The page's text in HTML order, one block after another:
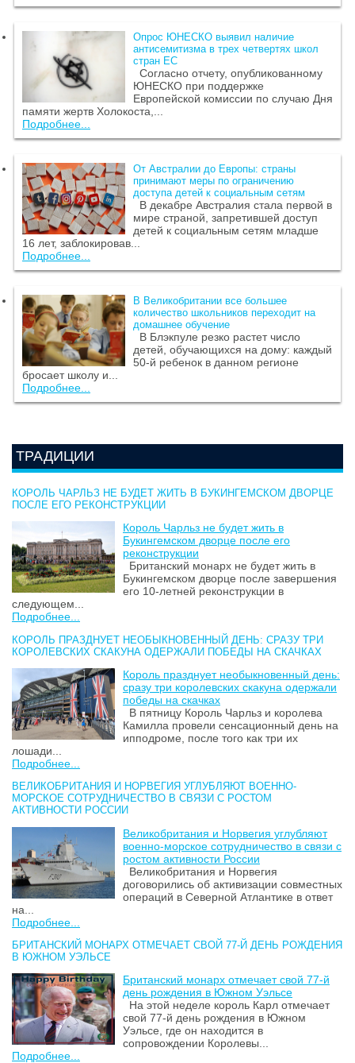
Опрос ЮНЕСКО выявил наличие
антисемитизма в трех четвертях школ
стран ЕС
Согласно отчету, опубликованному
ЮНЕСКО при поддержке
Европейской комиссии по случаю Дня
памяти жертв Холокоста,...
Подробнее...
От Австралии до Европы: страны
принимают меры по ограничению
доступа детей к социальным сетям
В декабре Австралия стала первой в
мире страной, запретившей доступ
детей к социальным сетям младше
16 лет, заблокировав...
Подробнее...
В Великобритании все большее
количество школьников переходит на
домашнее обучение
В Блэкпуле резко растет число
детей, обучающихся на дому: каждый
50-й ребенок в данном регионе
бросает школу и...
Подробнее...
ТРАДИЦИИ
КОРОЛЬ ЧАРЛЬЗ НЕ БУДЕТ ЖИТЬ В БУКИНГЕМСКОМ ДВОРЦЕ
ПОСЛЕ ЕГО РЕКОНСТРУКЦИИ
Король Чарльз не будет жить в
Букингемском дворце после его
реконструкции
Британский монарх не будет жить в
Букингемском дворце после завершения
его 10-летней реконструкции в
следующем...
Подробнее...
КОРОЛЬ ПРАЗДНУЕТ НЕОБЫКНОВЕННЫЙ ДЕНЬ: СРАЗУ ТРИ
КОРОЛЕВСКИХ СКАКУНА ОДЕРЖАЛИ ПОБЕДЫ НА СКАЧКАХ
Король празднует необыкновенный день:
сразу три королевских скакуна одержали
победы на скачках
В пятницу Король Чарльз и королева
Камилла провели сенсационный день на
ипподроме, после того как три их
лошади...
Подробнее...
ВЕЛИКОБРИТАНИЯ И НОРВЕГИЯ УГЛУБЛЯЮТ ВОЕННО-
МОРСКОЕ СОТРУДНИЧЕСТВО В СВЯЗИ С РОСТОМ
АКТИВНОСТИ РОССИИ
Великобритания и Норвегия углубляют
военно-морское сотрудничество в связи с
ростом активности России
Великобритания и Норвегия
договорились об активизации совместных
операций в Северной Атлантике в ответ
на...
Подробнее...
БРИТАНСКИЙ МОНАРХ ОТМЕЧАЕТ СВОЙ 77-Й ДЕНЬ РОЖДЕНИЯ
В ЮЖНОМ УЭЛЬСЕ
Британский монарх отмечает свой 77-й
день рождения в Южном Уэльсе
На этой неделе король Карл отмечает
свой 77-й день рождения в Южном
Уэльсе, где он находится в
сопровождении Королевы...
Подробнее...